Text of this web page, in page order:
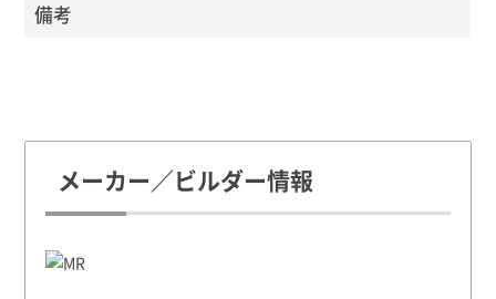
備考
メーカー／ビルダー情報